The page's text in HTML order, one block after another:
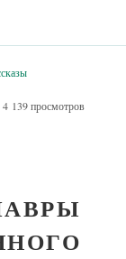
4 139 просмотров